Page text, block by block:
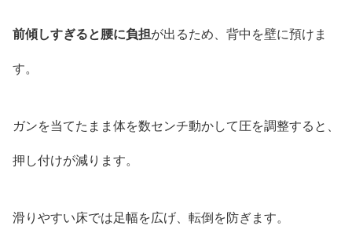
前傾しすぎると腰に負担が出るため、背中を壁に預けま
す。
ガンを当てたまま体を数センチ動かして圧を調整すると、
押し付けが減ります。
滑りやすい床では足幅を広げ、転倒を防ぎます。